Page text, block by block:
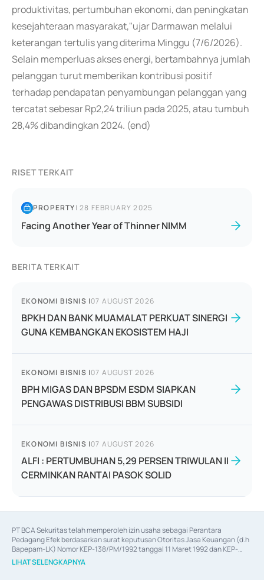
produktivitas, pertumbuhan ekonomi, dan peningkatan
kesejahteraan masyarakat,"ujar Darmawan melalui
keterangan tertulis yang diterima Minggu (7/6/2026).
Selain memperluas akses energi, bertambahnya jumlah
pelanggan turut memberikan kontribusi positif
terhadap pendapatan penyambungan pelanggan yang
tercatat sebesar Rp2,24 triliun pada 2025, atau tumbuh
28,4% dibandingkan 2024. (end)
RISET TERKAIT
PROPERTY|28 FEBRUARY 2025
Facing Another Year of Thinner NIMM
BERITA TERKAIT
EKONOMI BISNIS |07 AUGUST 2026
BPKH DAN BANK MUAMALAT PERKUAT SINERGI
GUNA KEMBANGKAN EKOSISTEM HAJI
EKONOMI BISNIS |07 AUGUST 2026
BPH MIGAS DAN BPSDM ESDM SIAPKAN
PENGAWAS DISTRIBUSI BBM SUBSIDI
EKONOMI BISNIS |07 AUGUST 2026
ALFI : PERTUMBUHAN 5,29 PERSEN TRIWULAN II
CERMINKAN RANTAI PASOK SOLID
PT BCA Sekuritas telah memperoleh izin usaha sebagai Perantara
Pedagang Efek berdasarkan surat keputusan Otoritas Jasa Keuangan (d.h
Bapepam-LK) Nomor KEP-138/PM/1992 tanggal 11 Maret 1992 dan KEP-
06/D.04/2014 tanggal 28 Februari 2014, izin usaha sebagai Penjamin Emisi
Efek berdasarkan surat keputusan Otoritas Jasa Keuangan Nomor KEP-
LIHAT SELENGKAPNYA